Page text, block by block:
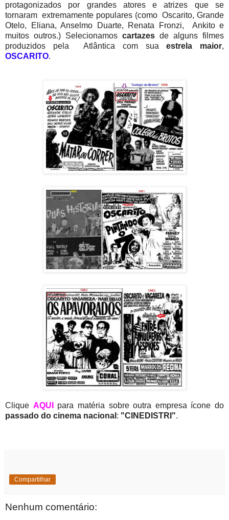
protagonizados por grandes atores e atrizes que se
tornaram extremamente populares (como Oscarito, Grande
Otelo, Eliana, Anselmo Duarte, Renata Fronzi, Ankito e
muitos outros.) Selecionamos cartazes de alguns filmes
produzidos pela Atlântica com suaestrela maior,
OSCARITO.
Clique AQUI
para matéria sobre outra empresa ícone do
passado do cinema nacional : "CINEDISTRI".
Compartilhar
Nenhum comentário: